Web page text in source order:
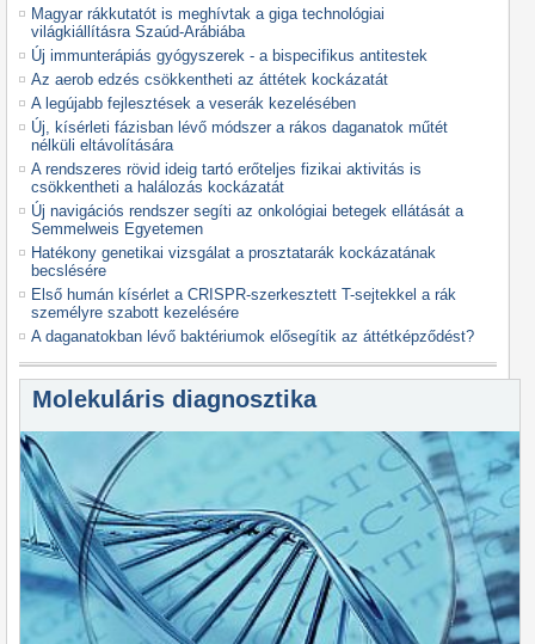
Magyar rákkutatót is meghívtak a giga technológiai
világkiállításra Szaúd-Arábiába
Új immunterápiás gyógyszerek - a bispecifikus antitestek
Az aerob edzés csökkentheti az áttétek kockázatát
A legújabb fejlesztések a veserák kezelésében
Új, kísérleti fázisban lévő módszer a rákos daganatok műtét
nélküli eltávolítására
A rendszeres rövid ideig tartó erőteljes fizikai aktivitás is
csökkentheti a halálozás kockázatát
Új navigációs rendszer segíti az onkológiai betegek ellátását a
Semmelweis Egyetemen
Hatékony genetikai vizsgálat a prosztatarák kockázatának
becslésére
Első humán kísérlet a CRISPR-szerkesztett T-sejtekkel a rák
személyre szabott kezelésére
A daganatokban lévő baktériumok elősegítik az áttétképződést?
Molekuláris diagnosztika